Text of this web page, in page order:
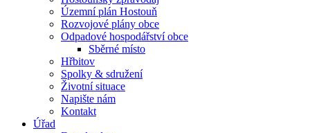
Územní plán Hostouň
Rozvojové plány obce
Odpadové hospodářství obce
Sběrné místo
Hřbitov
Spolky & sdružení
Životní situace
Napište nám
Kontakt
Úřad